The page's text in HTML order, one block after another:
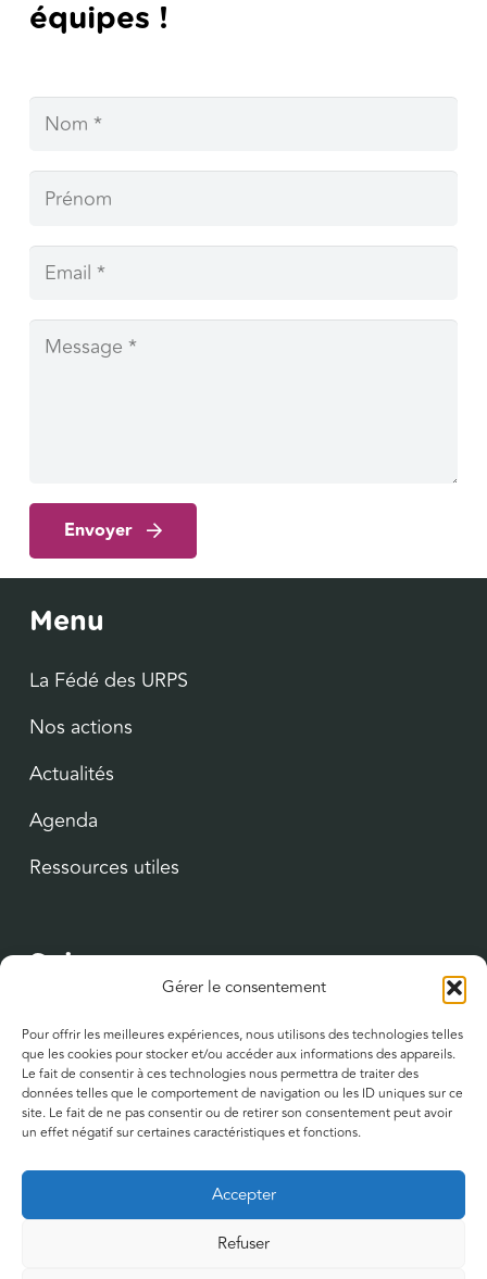
Gérer le consentement
Pour offrir les meilleures expériences, nous utilisons des technologies telles
que les cookies pour stocker et/ou accéder aux informations des appareils.
Le fait de consentir à ces technologies nous permettra de traiter des
données telles que le comportement de navigation ou les ID uniques sur ce
site. Le fait de ne pas consentir ou de retirer son consentement peut avoir
un effet négatif sur certaines caractéristiques et fonctions.
Accepter
Refuser
équipes !
Envoyer
Menu
La Fédé des URPS
Nos actions
Actualités
Agenda
Ressources utiles
YouTube
LinkedIn
Contact
122 bis, rue du Faubourg Saint-Jean
45000 Orléans